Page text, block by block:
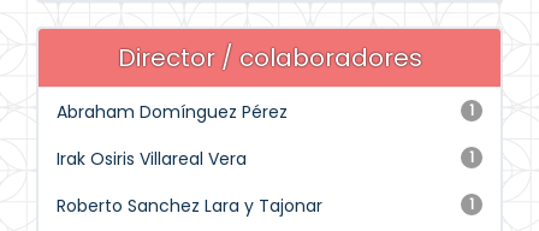
Director / colaboradores
1
Abraham Domínguez Pérez
1
Irak Osiris Villareal Vera
1
Roberto Sanchez Lara y Tajonar